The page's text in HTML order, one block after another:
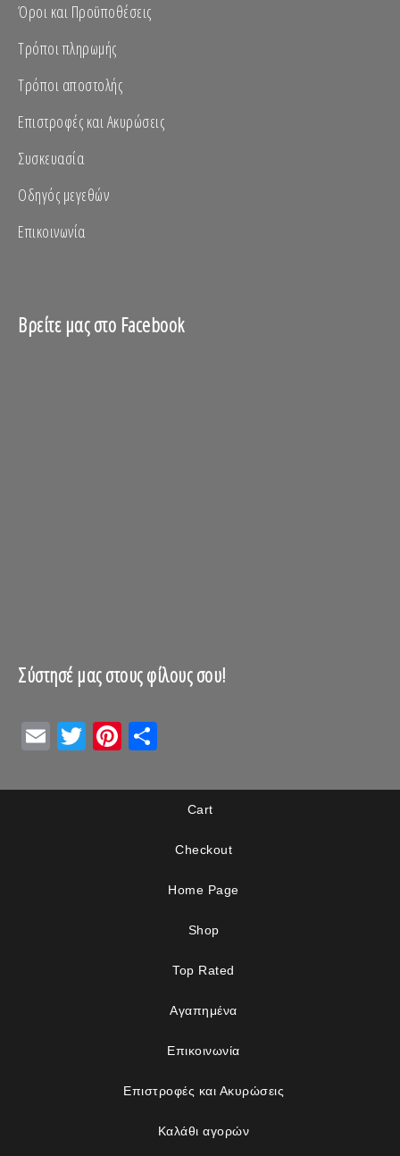
Όροι και Προϋποθέσεις
Τρόποι πληρωμής
Τρόποι αποστολής
Επιστροφές και Ακυρώσεις
Συσκευασία
Οδηγός μεγεθών
Επικοινωνία
Βρείτε μας στο Facebook
Σύστησέ μας στους φίλους σου!
EmailTwitterPinterest
Cart
Checkout
Home Page
Shop
Top Rated
Αγαπημένα
Επικοινωνία
Επιστροφές και Ακυρώσεις
Καλάθι αγορών